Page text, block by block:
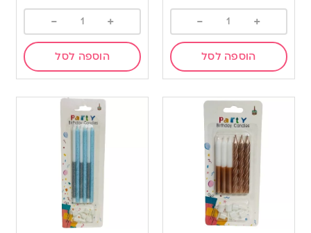
+
-
הוספה לסל
+
-
הוספה לסל